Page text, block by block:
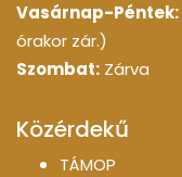
Vasárnap-Péntek:
órakor zár.)
Szombat: Zárva
Közérdekű
TÁMOP